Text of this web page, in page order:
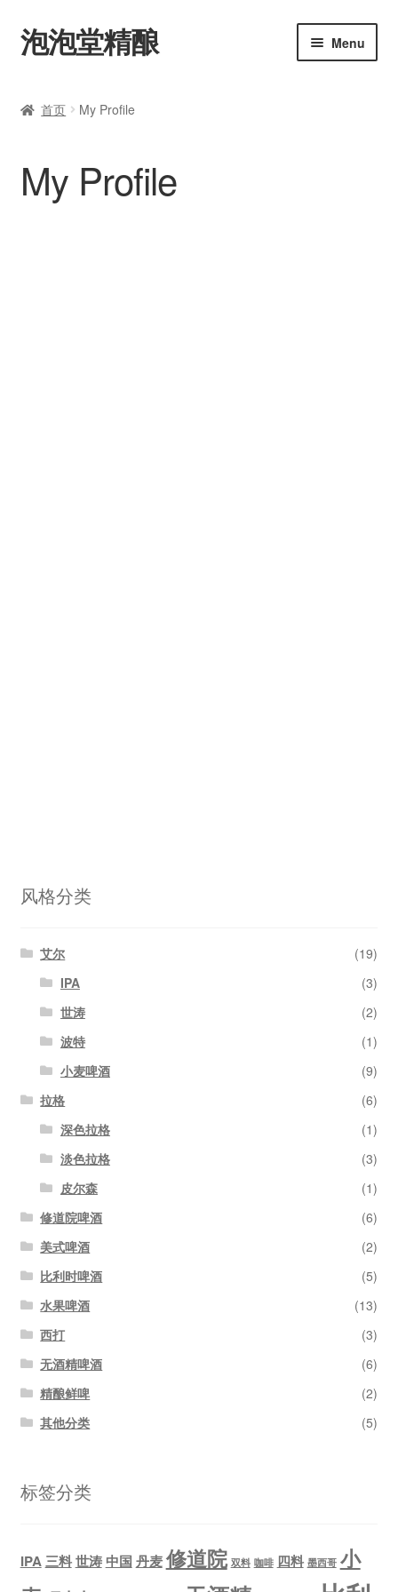
Skip
to
Skip
to
泡泡堂精酿 Menu
艾尔
首页 My Profile
My Profile
风格分类
艾尔
(19)
IPA
(3)
世涛
(2)
波特
(1)
小麦啤酒
(9)
拉格
(6)
深色拉格
(1)
淡色拉格
(3)
皮尔森
(1)
修道院啤酒
(6)
美式啤酒
(2)
比利时啤酒
(5)
水果啤酒
(13)
西打
(3)
无酒精啤酒
(6)
精酿鲜啤
(2)
其他分类
(5)
标签分类
IPA三料世涛中国 丹麦修道院 双料 咖啡 四料 墨西哥 小